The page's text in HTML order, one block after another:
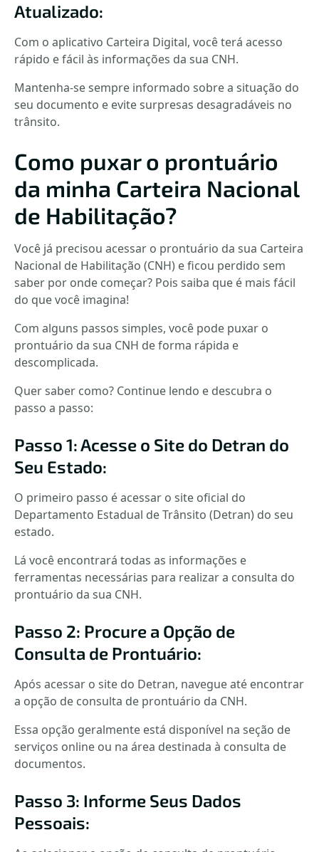
Atualizado:
Com o aplicativo Carteira Digital, você terá acesso
rápido e fácil às informações da sua CNH.
Mantenha-se sempre informado sobre a situação do
seu documento e evite surpresas desagradáveis no
trânsito.
Como puxar o prontuário
da minha Carteira Nacional
de Habilitação?
Você já precisou acessar o prontuário da sua Carteira
Nacional de Habilitação (CNH) e ficou perdido sem
saber por onde começar? Pois saiba que é mais fácil
do que você imagina!
Com alguns passos simples, você pode puxar o
prontuário da sua CNH de forma rápida e
descomplicada.
Quer saber como? Continue lendo e descubra o
passo a passo:
Passo 1: Acesse o Site do Detran do
Seu Estado:
O primeiro passo é acessar o site oficial do
Departamento Estadual de Trânsito (Detran) do seu
estado.
Lá você encontrará todas as informações e
ferramentas necessárias para realizar a consulta do
prontuário da sua CNH.
Passo 2: Procure a Opção de
Consulta de Prontuário:
Após acessar o site do Detran, navegue até encontrar
a opção de consulta de prontuário da CNH.
Essa opção geralmente está disponível na seção de
serviços online ou na área destinada à consulta de
documentos.
Passo 3: Informe Seus Dados
Pessoais: